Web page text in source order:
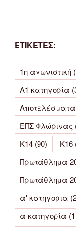
ΕΤΙΚΕΤΕΣ:
1η αγωνιστική
Α1 κατηγορία
ΕΠΣ Φλώρινας
Κ14 (90) Κ16
Πρωτάθλημα
Πρωτάθλημα
α' κατηγορια
α κατηγορία